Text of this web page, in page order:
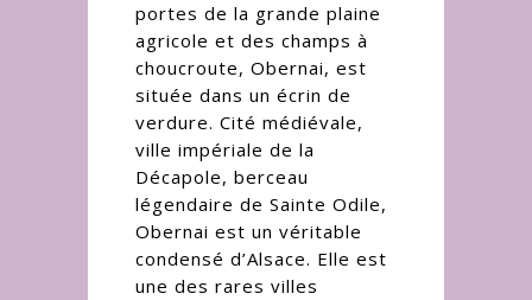
portes de la grande plaine
agricole et des champs à
choucroute, Obernai, est
située dans un écrin de
verdure. Cité médiévale,
ville impériale de la
Décapole, berceau
légendaire de Sainte Odile,
Obernai est un véritable
condensé d’Alsace. Elle est
une des rares villes